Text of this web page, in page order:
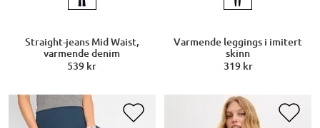
Straight-jeans Mid Waist,
varmende denim
539 kr
Varmende leggings i imitert
skinn
319 kr